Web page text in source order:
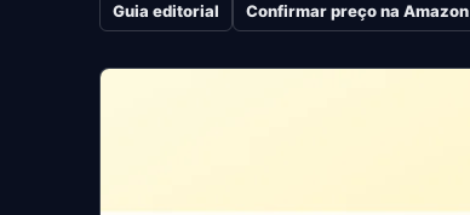
Guia editorial Confirmar preço na Amazon